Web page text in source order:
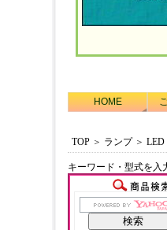
HOME
TOP ＞ ランプ＞ LED
キーワード・型式を入